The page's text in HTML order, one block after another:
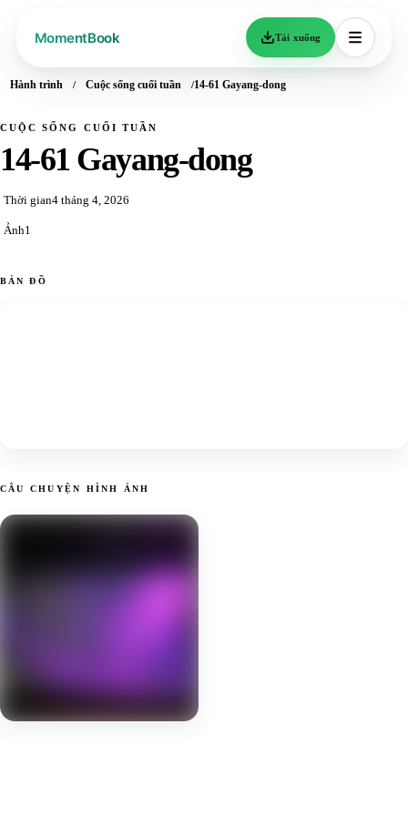
Tải xuống
Hành trình Cuộc sống cuối tuần 14-61 Gayang-dong
CUỘC SỐNG CUỐI TUẦN
14-61 Gayang-dong
Thời gian4 tháng 4, 2026
Ảnh1
BẢN ĐỒ
CÂU CHUYỆN HÌNH ẢNH